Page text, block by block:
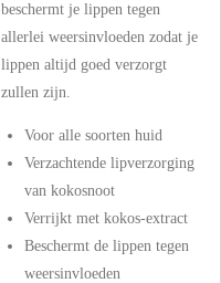
beschermt je lippen tegen
allerlei weersinvloeden zodat je
lippen altijd goed verzorgt
zullen zijn.
Voor alle soorten huid
Verzachtende lipverzorging
van kokosnoot
Verrijkt met kokos-extract
Beschermt de lippen tegen
weersinvloeden